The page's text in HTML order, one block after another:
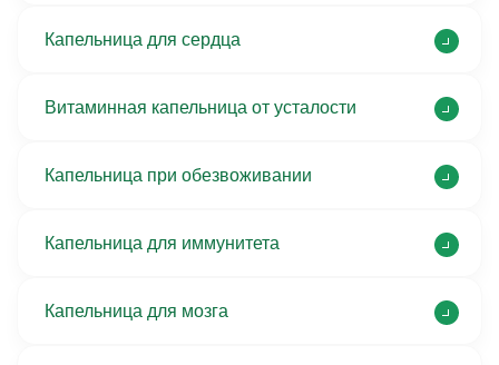
Капельница для сердца
Витаминная капельница от усталости
Капельница при обезвоживании
Капельница для иммунитета
Капельница для мозга